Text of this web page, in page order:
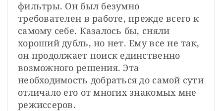
фильтры. Он был безумно
требователен в работе, прежде всего к
самому себе. Казалось бы, сняли
хороший дубль, но нет. Ему все не так,
он продолжает поиск единственно
возможного решения. Эта
необходимость добраться до самой сути
отличало его от многих знакомых мне
режиссеров.